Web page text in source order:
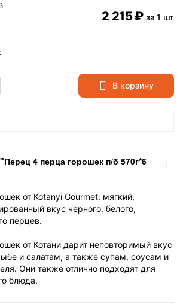
2 215₽ за 1 шт
В корзину
4 перца горошек п/б 570г*6
от Kotanyi Gourmet: мягкий,
вкус черного, белого,
перцев.
от Котани дарит неповторимый вкус
и салатам, а также супам, соусам и
Они также отлично подходят для
блюда.